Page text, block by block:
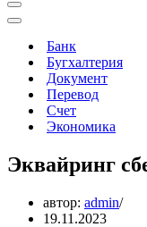
Меню
навигации
Меню
навигацииБанк
Бугхалтерия
Документ
Перевод
Счет
Экономика
Эквайринг
автор: admin
19.11.2023